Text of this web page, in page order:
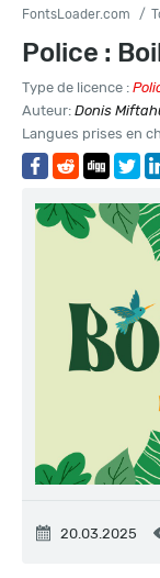
FontsLoader.com
Police :
Type de licence :
Auteur: Donis
Langues prises en
20.03.2025